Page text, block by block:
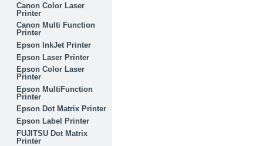
Canon Color Laser
Printer
Canon Multi Function
Printer
Epson InkJet Printer
Epson Laser Printer
Epson Color Laser
Printer
Epson MultiFunction
Printer
Epson Dot Matrix Printer
Epson Label Printer
FUJITSU Dot Matrix
Printer